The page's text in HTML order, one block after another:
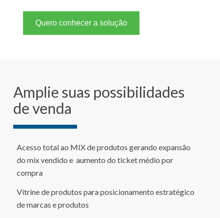
Quero conhecer a solução
Amplie suas possibilidades
de venda
Acesso total ao MIX de produtos gerando expansão
do mix vendido e aumento do ticket médio por
compra
Vitrine de produtos para posicionamento estratégico
de marcas e produtos